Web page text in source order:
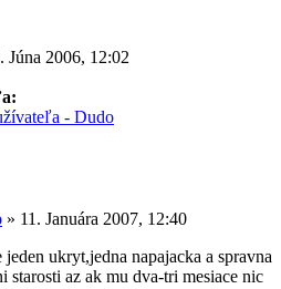
Júna 2006, 12:02
- Dudo
» 11. Januára 2007, 12:40
ukryt,jedna napajacka a spravna
starosti az ak mu dva-tri mesiace nic